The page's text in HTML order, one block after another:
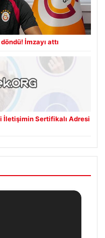
İmzayı attı
İletişimin Sertifikalı Adresi